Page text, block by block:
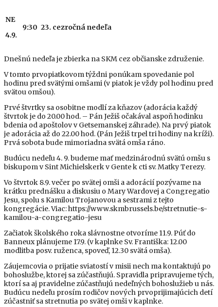
NE
4.9.
9:30 23. cezročná nedeľa
Dnešnú nedeľa je zbierka na SKM cez občianske združenie.
V tomto prvopiatkovom týždni ponúkam spovedanie pol
hodinu pred svätými omšami (v piatok je vždy pol hodinu pred
svätou omšou).
Prvé štvrtky sa osobitne modlí za kňazov (adorácia každý
štvrtok je do 20.00 hod. – Pán Ježiš očakával aspoň hodinku
bdenia od apoštolov v Getsemanskej záhrade). Na prvý piatok
je adorácia až do 22.00 hod. (Pán Ježiš trpel tri hodiny na kríži).
Prvá sobota bude mimoriadna svätá omša ráno.
Budúcu nedeľu 4. 9. budeme mať medzinárodnú svätú omšu s
biskupom v Sint Michielskerk v Gente k cti sv. Matky Terezy.
Vo štvrtok 8.9. večer po svätej omši a adorácií pozývame na
krátku prednášku a diskusiu o Mary Wardovej a Congregatio
Jesu, spolu s Kamilou Trojanovou a sestrami z tejto
kongregácie. Viac: https://www.skmbrussels.be/stretnutie-s-
kamilou-a-congregatio-jesu
Začiatok školského roka slávnostne otvoríme 11.9. Púť do
Banneux plánujeme 17.9. (v kaplnke Sv. Františka: 12.00
modlitba posv. ruženca, spoveď, 12.30 svätá omša).
Záujemcovia o prijatie sviatostí v misii nech ma kontaktujú po
bohoslužbe, ktorej sa zúčastňujú. Spravidla pripravujeme tých,
ktorí sa aj pravidelne zúčastňujú nedeľných bohoslužieb u nás.
Budúcu nedeľu prosím rodičov nových prvoprijimajúcich detí
zúčastniť sa stretnutia po svätej omši v kaplnke.